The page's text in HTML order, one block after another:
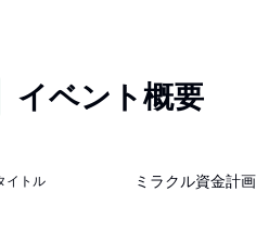
イベント概要
イトル ミラクル資金計